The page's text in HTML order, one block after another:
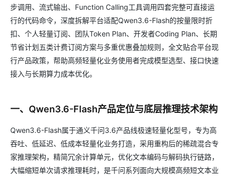
步调用、流式输出、Function Calling工具调用四套完整可直接运
行的代码命令，深度拆解平台适配Qwen3.6-Flash的按量限时折
扣、个人轻量订阅、团队Token Plan、开发者Coding Plan、长期
节省计划五类计费订阅方案与多重优惠叠加规则，全文贴合平台现
行产品政策，帮助高频轻量化业务使用者完成模型选型、接口快速
接入与长期算力成本优化。
一、Qwen3.6-Flash产品定位与底层推理技术架构
Qwen3.6-Flash属于通义千问3.6产品线极速轻量化型号，专为高
吞吐、低延迟、低成本轻量化业务打造，采用重构后的稀疏混合专
家推理架构，精简冗余计算单元，优化文本编码与解码执行链路，
大幅缩短单次请求推理耗时，是千问系列面向大规模高频短文本业